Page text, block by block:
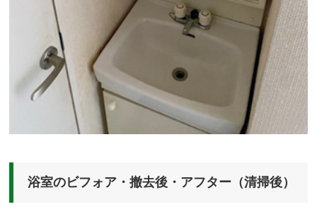
浴室のビフォア・撤去後・アフター（清掃後）